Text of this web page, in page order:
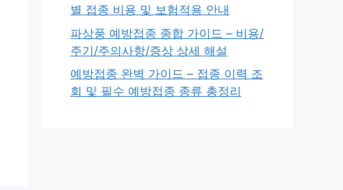
별 접종 비용 및 보험적용 안내
파상풍 예방접종 종합 가이드 – 비용/
주기/주의사항/증상 상세 해설
예방접종 완벽 가이드 – 접종 이력 조
회 및 필수 예방접종 종류 총정리